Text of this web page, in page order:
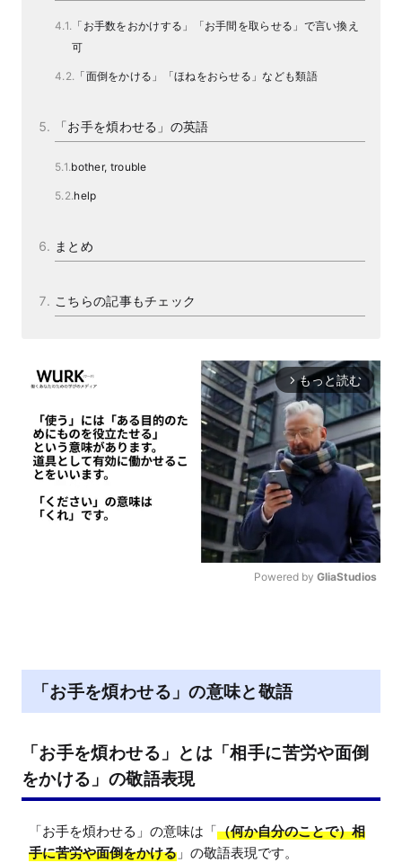
「お手数をおかけする」「お手間を取らせる」で言い換え
可
「面倒をかける」「ほねをおらせる」なども類語
「お手を煩わせる」の英語
bother, trouble
help
まとめ
こちらの記事もチェック
arrow_forward_ios もっと読む
Powered by GliaStudios
「お手を煩わせる」の意味と敬語
「お手を煩わせる」とは「相手に苦労や面倒
をかける」の敬語表現
「お手を煩わせる」の意味は「（何か自分のことで）相
手に苦労や面倒をかける 」の敬語表現です。